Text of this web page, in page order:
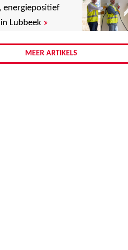
energiepositief
Lubbeek »
MEER ARTIKELS